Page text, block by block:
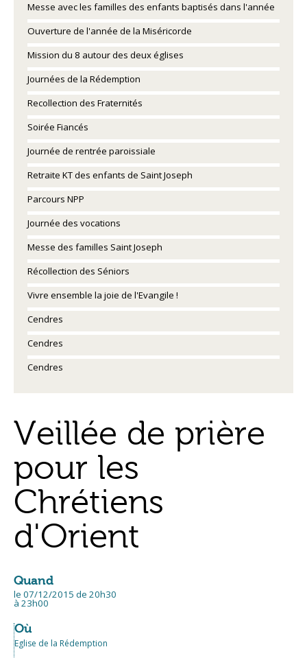
Messe avec les familles des enfants baptisés dans l'année
Ouverture de l'année de la Miséricorde
Mission du 8 autour des deux églises
Journées de la Rédemption
Recollection des Fraternités
Soirée Fiancés
Journée de rentrée paroissiale
Retraite KT des enfants de Saint Joseph
Parcours NPP
Journée des vocations
Messe des familles Saint Joseph
Récollection des Séniors
Vivre ensemble la joie de l'Evangile !
Cendres
Cendres
Cendres
Veillée de prière
pour les
Chrétiens
d'Orient
Quand
le 07/12/2015 de 20h30
à 23h00
Où
Eglise de la Rédemption